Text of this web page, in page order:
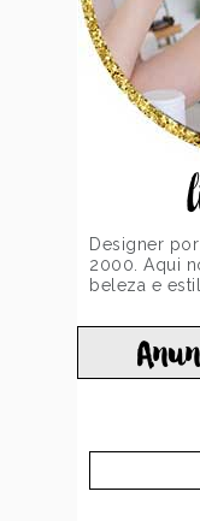
Designer
2000. Aqui
beleza e